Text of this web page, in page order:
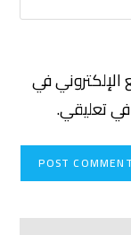
في
في تعليقي.